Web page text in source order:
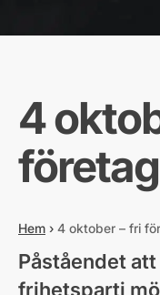
4
Hem › 4 oktober – fri
Påståendet
frihetsparti